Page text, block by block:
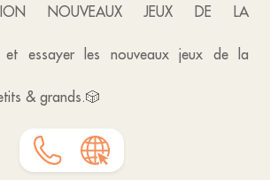
NOUVEAUX JEUX DE LA
et essayer les nouveaux jeux de la
& grands.🎲